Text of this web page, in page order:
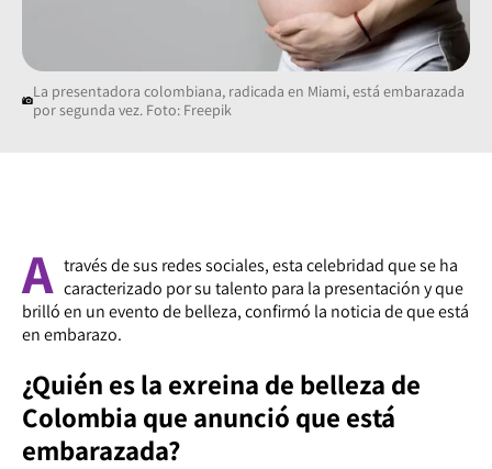
La presentadora colombiana, radicada en Miami, está embarazada
por segunda vez. Foto: Freepik
A través de sus redes sociales, esta celebridad que se ha
caracterizado por su talento para la presentación y que
brilló en un evento de belleza, confirmó la noticia de que está
en embarazo.
¿Quién es la exreina de belleza de
Colombia que anunció que está
embarazada?